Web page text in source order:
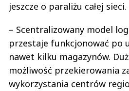
jeszcze o paraliżu całej sieci.
– Scentralizowany model
przestaje funkcjonować po
nawet kilku magazynów.
możliwość przekierowania
wykorzystania centrów